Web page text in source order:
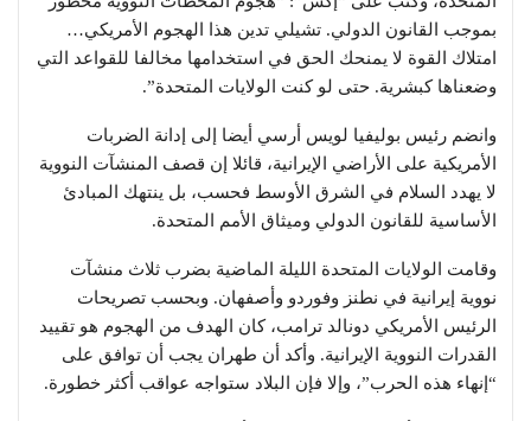
بموجب القانون الدولي. تشيلي تدين هذا الهجوم الأمريكي…
امتلاك القوة لا يمنحك الحق في استخدامها مخالفا للقواعد التي
وضعناها كبشرية. حتى لو كنت الولايات المتحدة”.
وانضم رئيس بوليفيا لويس أرسي أيضا إلى إدانة الضربات
الأمريكية على الأراضي الإيرانية، قائلا إن قصف المنشآت النووية
لا يهدد السلام في الشرق الأوسط فحسب، بل ينتهك المبادئ
الأساسية للقانون الدولي وميثاق الأمم المتحدة.
وقامت الولايات المتحدة الليلة الماضية بضرب ثلاث منشآت
نووية إيرانية في نطنز وفوردو وأصفهان. وبحسب تصريحات
الرئيس الأمريكي دونالد ترامب، كان الهدف من الهجوم هو تقييد
القدرات النووية الإيرانية. وأكد أن طهران يجب أن توافق على
“إنهاء هذه الحرب”، وإلا فإن البلاد ستواجه عواقب أكثر خطورة.